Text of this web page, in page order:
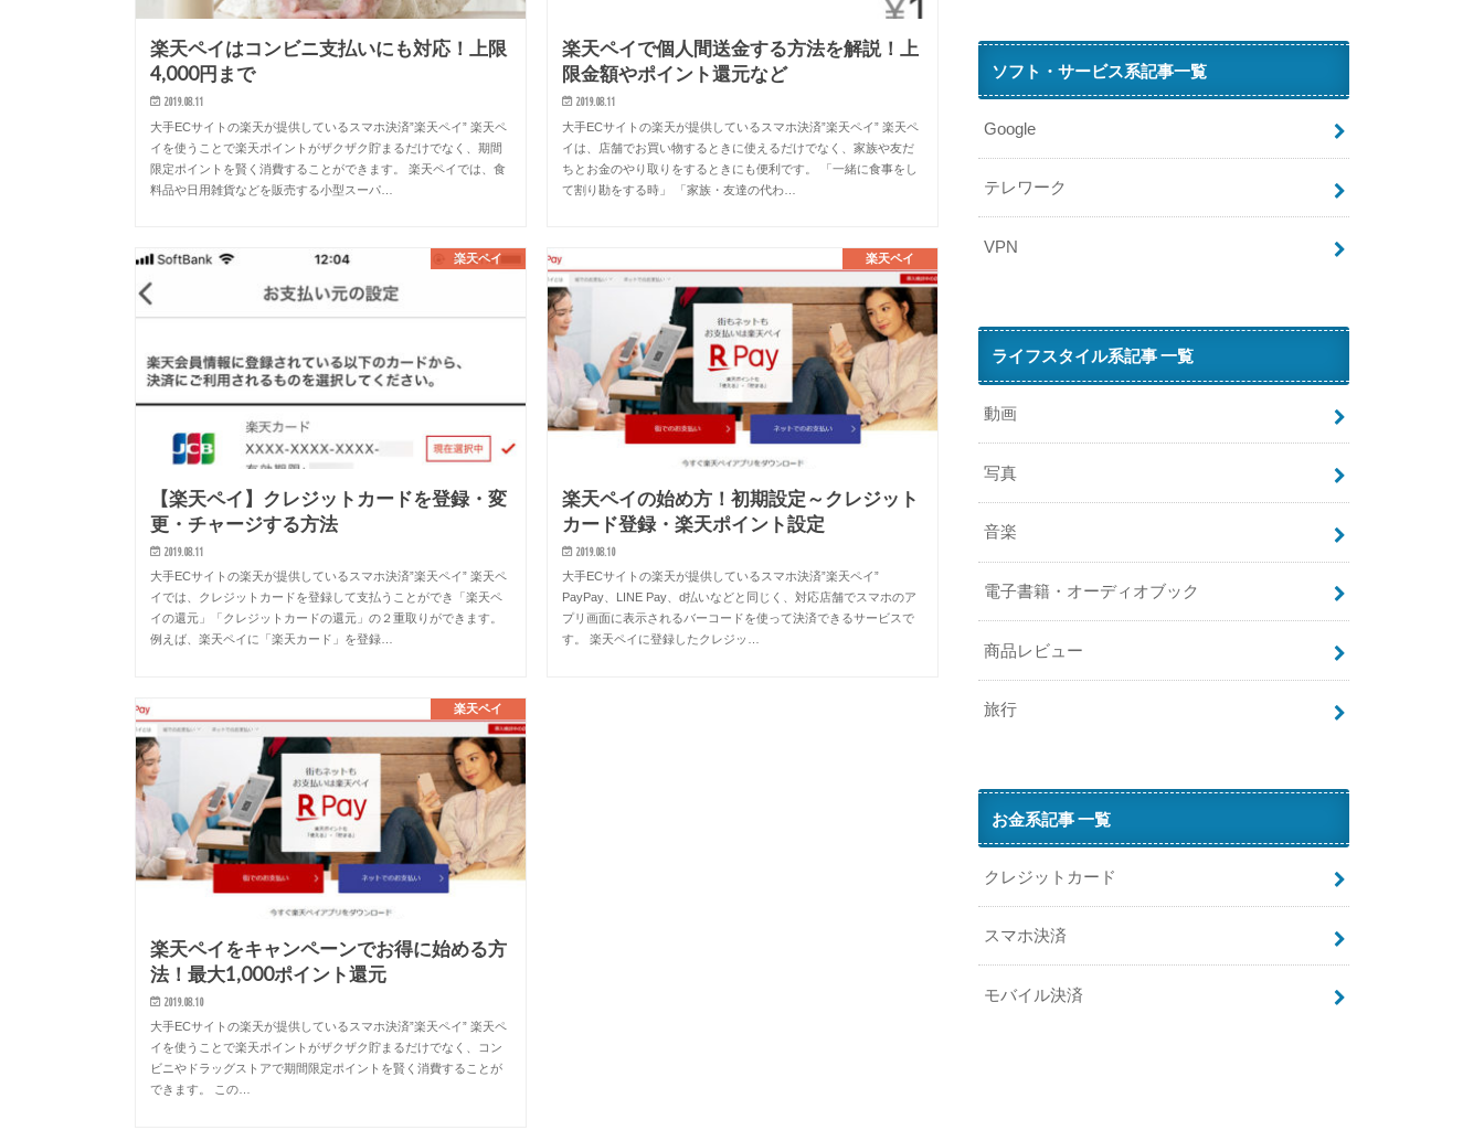
楽天ペイはコンビニ支払いにも対応！上限
4,000円まで
2019.08.11
大手ECサイトの楽天が提供しているスマホ決済”楽天ペイ” 楽天ペ
イを使うことで楽天ポイントがザクザク貯まるだけでなく、期間
限定ポイントを賢く消費することができます。 楽天ペイでは、食
料品や日用雑貨などを販売する小型スーパ…
楽天ペイで個人間送金する方法を解説！上
限金額やポイント還元など
2019.08.11
大手ECサイトの楽天が提供しているスマホ決済”楽天ペイ” 楽天ペ
イは、店舗でお買い物するときに使えるだけでなく、家族や友だ
ちとお金のやり取りをするときにも便利です。 「一緒に食事をし
て割り勘をする時」 「家族・友達の代わ…
楽天ペイ
【楽天ペイ】クレジットカードを登録・変
更・チャージする方法
2019.08.11
大手ECサイトの楽天が提供しているスマホ決済”楽天ペイ” 楽天ペ
イでは、クレジットカードを登録して支払うことができ「楽天ペ
イの還元」「クレジットカードの還元」の２重取りができます。
例えば、楽天ペイに「楽天カード」を登録…
楽天ペイ
楽天ペイの始め方！初期設定～クレジット
カード登録・楽天ポイント設定
2019.08.10
大手ECサイトの楽天が提供しているスマホ決済”楽天ペイ”
PayPay、LINE Pay、d払いなどと同じく、対応店舗でスマホのア
プリ画面に表示されるバーコードを使って決済できるサービスで
す。 楽天ペイに登録したクレジッ…
楽天ペイ
楽天ペイをキャンペーンでお得に始める方
法！最大1,000ポイント還元
2019.08.10
大手ECサイトの楽天が提供しているスマホ決済”楽天ペイ” 楽天ペ
イを使うことで楽天ポイントがザクザク貯まるだけでなく、コン
ビニやドラッグストアで期間限定ポイントを賢く消費することが
できます。 この…
ソフト・サービス系記事一覧
Google
テレワーク
VPN
ライフスタイル系記事 一覧
動画
写真
音楽
電子書籍・オーディオブック
商品レビュー
旅行
お金系記事 一覧
クレジットカード
スマホ決済
モバイル決済